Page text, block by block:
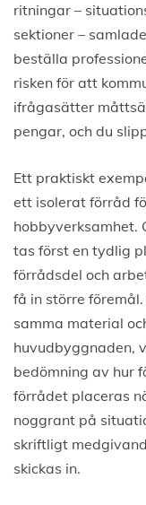
ritningar –
sektioner –
beställa
risken för att
ifrågasätter
pengar, och du
Ett praktiskt
ett isolerat förråd
hobbyverksamhet.
tas först en tydlig
förrådsdel och
få in större
samma material
huvudbyggnaden,
bedömning av hur
förrådet placeras
noggrant på
skriftligt
skickas in.